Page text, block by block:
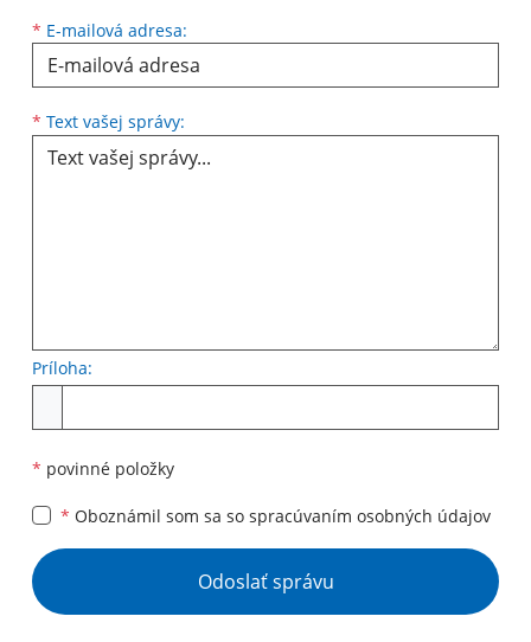
* E-mailová adresa:
* Text vašej správy:
Príloha:
* povinné položky
* Oboznámil som sa so spracúvaním osobných údajov
Odoslať správu